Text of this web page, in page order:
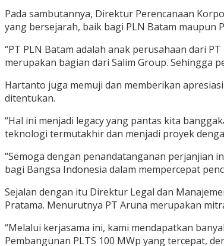
Pada sambutannya, Direktur Perencanaan
yang bersejarah, baik bagi PLN Batam maupun
“PT PLN Batam adalah anak perusahaan dari
merupakan bagian dari Salim Group. Sehingga
Hartanto juga memuji dan memberikan
ditentukan.
“Hal ini menjadi legacy yang pantas kita
teknologi termutakhir dan menjadi proyek
“Semoga dengan penandatanganan perjanjian
bagi Bangsa Indonesia dalam mempercepat
Sejalan dengan itu Direktur Legal dan
Pratama. Menurutnya PT Aruna merupakan
“Melalui kerjasama ini, kami mendapatkan
Pembangunan PLTS 100 MWp yang tercepat,